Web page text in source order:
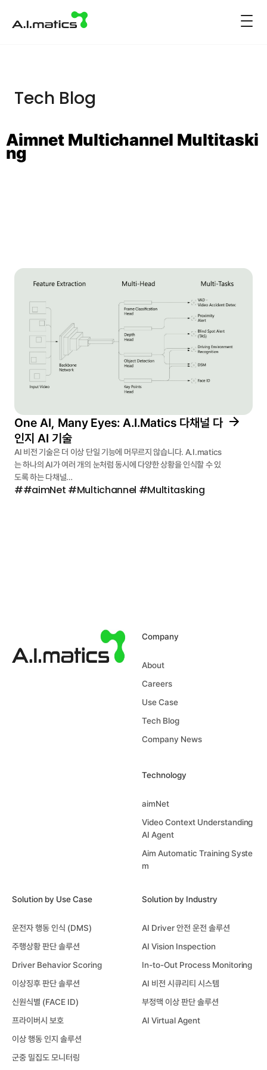
Tech Blog
Aimnet Multichannel Multitaski
Ng
One AI, Many Eyes: A.I.Matics 다채널 다
인지 AI 기술
AI 비전 기술은 더 이상 단일 기능에 머무르지 않습니다. A.I.matics
는 하나의 AI가 여러 개의 눈처럼 동시에 다양한 상황을 인식할 수 있
도록 하는 다채널…
##aimNet #Multichannel #Multitasking
Company
About
Careers
Use Case
Tech Blog
Company News
Technology
aimNet
Video Context Understanding
AI Agent
Aim Automatic Training Syste
m
Solution by Use Case
운전자 행동 인식 (DMS)
주행상황 판단 솔루션
Driver Behavior Scoring
이상징후 판단 솔루션
신원식별 (FACE ID)
프라이버시 보호
이상 행동 인지 솔루션
군중 밀집도 모니터링
Solution by Industry
AI Driver 안전 운전 솔루션
AI Vision Inspection
In-to-Out Process Monitoring
AI 비전 시큐리티 시스템
부정맥 이상 판단 솔루션
AI Virtual Agent